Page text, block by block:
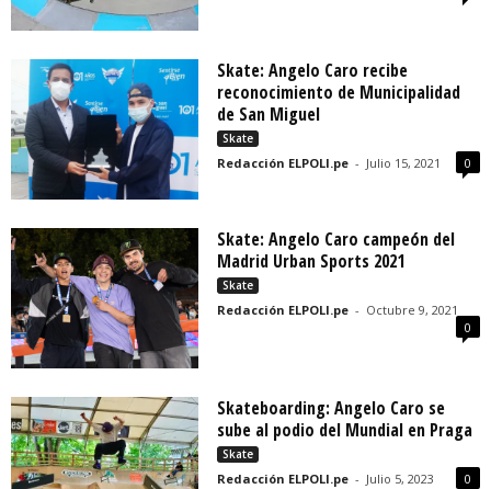
Skate: Angelo Caro recibe
reconocimiento de Municipalidad
de San Miguel
Skate
Redacción ELPOLI.pe - Julio 15, 2021 0
Skate: Angelo Caro campeón del
Madrid Urban Sports 2021
Skate
Redacción ELPOLI.pe - Octubre 9, 2021
0
Skateboarding: Angelo Caro se
sube al podio del Mundial en Praga
Skate
Redacción ELPOLI.pe - Julio 5, 2023 0